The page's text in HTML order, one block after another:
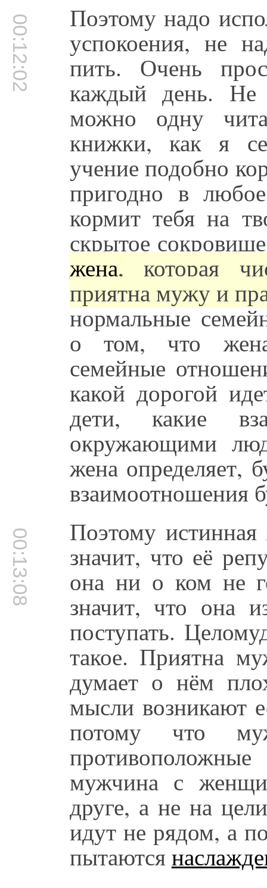
00:12:02 Поэтому надо
успокоения, не
пить. Очень
каждый день. Не
можно одну
книжки, как я
учение подобно
пригодно в
кормит тебя на
скрытое
жена, которая
приятна мужу и
нормальные
о том, что жена
семейные
какой дорогой
дети, какие
окружающими
жена определяет,
взаимоотношения
00:13:08 Поэтому
значит, что её
она ни о ком не
значит, что она
поступать.
такое. Приятна
думает о нём
мысли возникают
потому что
мужчина с
друге, а не на
идут не рядом, а
пытаются